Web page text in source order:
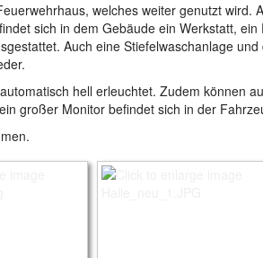
welches weiter genutzt
sich in dem Gebäude ein Werkstatt,
Auch eine Stiefelwaschanlage
hell erleuchtet. Zudem können
großer Monitor befindet sich in der